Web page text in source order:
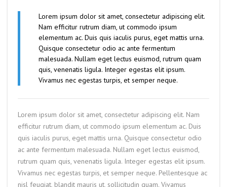
Lorem ipsum dolor sit amet, consectetur adipiscing elit.
Nam efficitur rutrum diam, ut commodo ipsum
elementum ac. Duis quis iaculis purus, eget mattis urna.
Quisque consectetur odio ac ante fermentum
malesuada. Nullam eget lectus euismod, rutrum quam
quis, venenatis ligula. Integer egestas elit ipsum.
Vivamus nec egestas turpis, et semper neque.
Lorem ipsum dolor sit amet, consectetur adipiscing elit. Nam
efficitur rutrum diam, ut commodo ipsum elementum ac. Duis
quis iaculis purus, eget mattis urna. Quisque consectetur odio
ac ante fermentum malesuada. Nullam eget lectus euismod,
rutrum quam quis, venenatis ligula. Integer egestas elit ipsum.
Vivamus nec egestas turpis, et semper neque. Pellentesque ac
nisl feugiat, blandit mauris ut, sollicitudin quam. Vivamus